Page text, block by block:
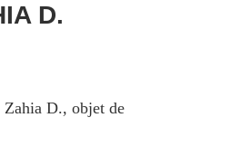
D.
Zahia D., objet de